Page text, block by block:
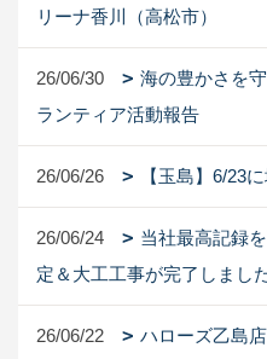
リーナ香川（高松市）
26/06/30
海の豊かさを
ランティア活動報告
26/06/26 【玉島】6/23
26/06/24
当社最高記録
定＆大工工事が完了しました
26/06/22
ハローズ乙島